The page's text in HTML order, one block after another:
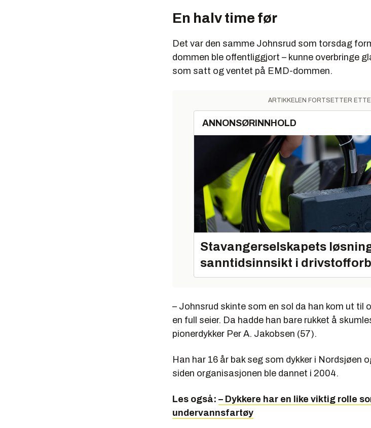
En halv time før
Det var den samme Johnsrud som torsdag
dommen ble offentliggjort – kunne overbringe
som satt og ventet på EMD-dommen.
ARTIKKELEN FORTSETTER
ANNONSØRINNHOLD
Stavangerselskapets
sanntidsinnsikt i
– Johnsrud skinte som en sol da han kom ut til
en full seier. Da hadde han bare rukket å
pionerdykker Per A. Jakobsen (57).
Han har 16 år bak seg som dykker i Nordsjøen
siden organisasjonen ble dannet i 2004.
Les også: – Dykkere har en like viktig rolle
undervannsfartøy